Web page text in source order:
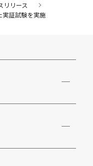
リリース
実証試験を実施